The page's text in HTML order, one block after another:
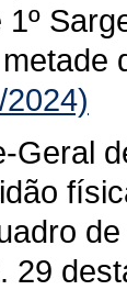
Geral
29